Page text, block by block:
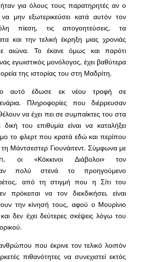
ήταν για όλους τους παρατηρητές αν ο
μην εξωτερικεύσει κατά αυτόν τον
πίεση, τις απογοητεύσεις, τα
και την τελική έκρηξη μιας χρονιάς
αιώνα. Το έκανε όμως και παρότι
εγωιστικός μονόλογος, έχει βαθύτερα
της ιστορίας του στη Μαδρίτη.
αυτό έδωσε εκ νέου τροφή σε
Πληροφορίες που διέρρευσαν
να έχει πει σε συμπαίκτες του στα
δική του επιθυμία είναι να καταλήξει
το φλερτ που κρατά εδώ και περίπου
τη Μάντσεστερ Γιουνάιτεντ. Σύμφωνα με
οι «Κόκκινοι Διάβολοι» τον
πολύ στενά το προηγούμενο
φέτος, από τη στιγμή που η Σίτι του
πρόκειται να τον διεκδικήσει, είναι
την κίνησή τους, αφού ο Μουρίνιο
δεν έχει δεύτερες σκέψεις λόγω του
που έκρινε τον τελικό λοιπόν
πιθανότητες να συνεχιστεί εκτός